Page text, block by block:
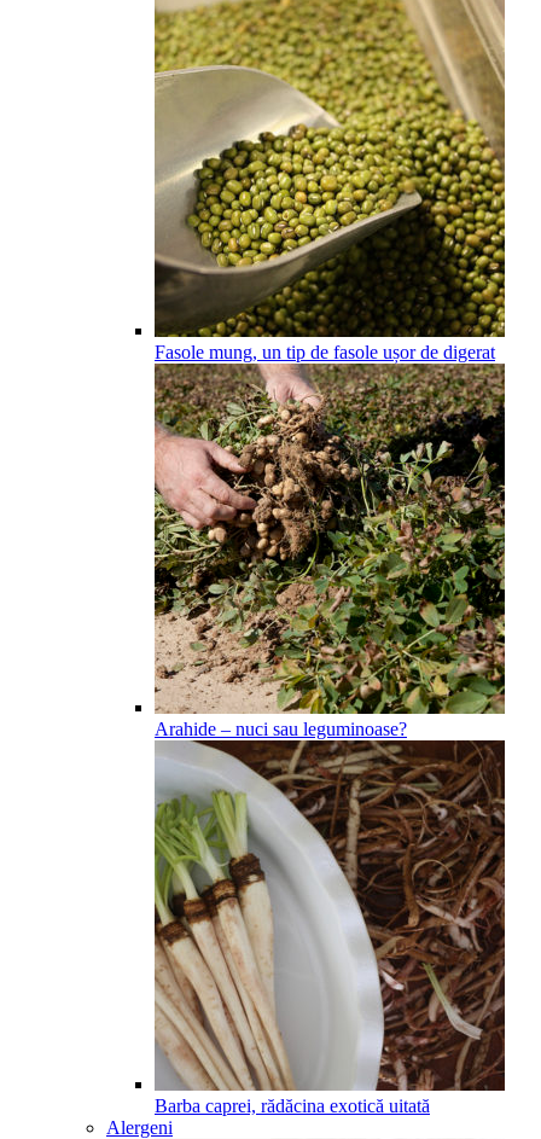
Fasole mung, un tip de fasole ușor de digerat
Arahide – nuci sau leguminoase?
Barba caprei, rădăcina exotică uitată
Alergeni